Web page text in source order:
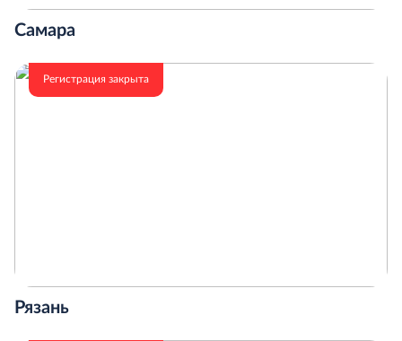
Самара
Регистрация закрыта
Рязань